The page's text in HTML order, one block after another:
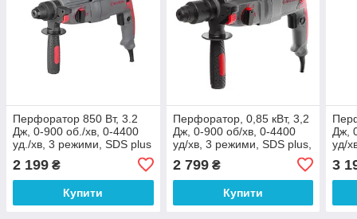
Перфоратор 850 Вт, 3.2
Дж, 0-900 об./хв, 0-4400
уд./хв, 3 режими, SDS plus
2 199 ₴
Купити
Перфоратор, 0,85 кВт, 3,2
Дж, 0-900 об/хв, 0-4400
уд/хв, 3 режими, SDS plus,
знімний швидкозатискний
патрон INTERTOOL DT-
0184
2 799₴
Купити
Дж,
уд/
3